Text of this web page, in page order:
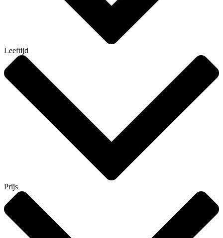
Leeftijd
Prijs